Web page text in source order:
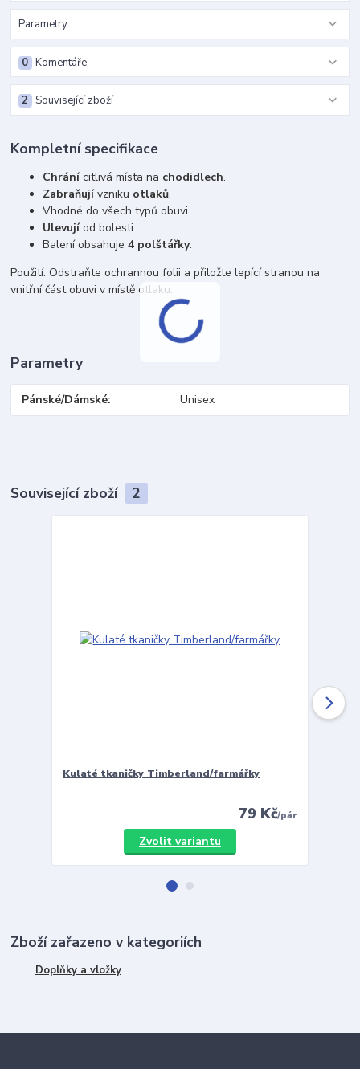
Parametry
Komentáře
0
Související zboží
2
Kompletní specifikace
Chránícitlivá místa na chodidlech.
Zabraňujívzniku otlaků.
Vhodné do všech typů obuvi.
Ulevujíod bolesti.
Balení obsahuje4 polštářky.
Použití: Odstraňte ochrannou folii a přiložte lepící stranou na
vnitřní část obuvi v místě otlaku.
Parametry
Pánské/Dámské Unisex
Související zboží 2
Kulaté tkaničky Timberland/farmářky
79 Kč/pár
Zvolit variantu
Zboží zařazeno v kategoriích
Doplňky a vložky